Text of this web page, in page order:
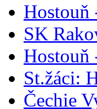
Hostouň
SK
Hostouň
St.žáci:
Čechie